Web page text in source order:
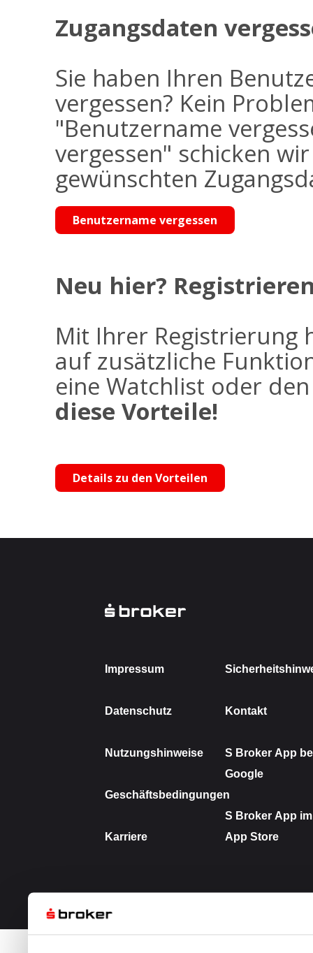
Zugangsdaten
Sie haben Ihren
vergessen? Kein
"Benutzername
vergessen" schicken
gewünschten
Benutzername vergessen
Neu hier?
Mit Ihrer Registrierung
auf zusätzliche
eine Watchlist oder
diese Vorteile!
Details zu den Vorteilen